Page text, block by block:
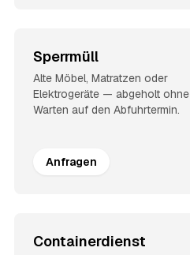
Sperrmüll
Alte Möbel, Matratzen oder
Elektrogeräte — abgeholt ohne
Warten auf den Abfuhrtermin.
Anfragen
Containerdienst